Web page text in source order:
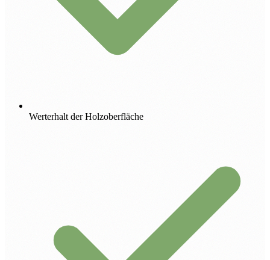
Werterhalt der Holzoberfläche